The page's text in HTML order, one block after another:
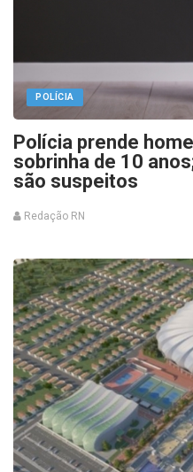
POLÍCIA
Polícia prende
sobrinha de 10
são suspeitos
Redação RN